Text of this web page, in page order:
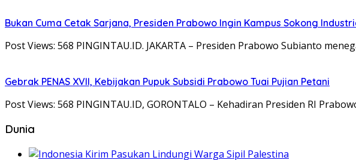
Bukan Cuma Cetak Sarjana, Presiden Prabowo Ingin Kampus Sokong
Post Views: 568 PINGINTAU.ID. JAKARTA – Presiden Prabowo Subianto
Gebrak PENAS XVII, Kebijakan Pupuk Subsidi Prabowo Tuai Pujian Petani
Post Views: 568 PINGINTAU.ID, GORONTALO – Kehadiran Presiden RI
Dunia